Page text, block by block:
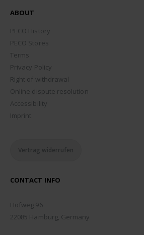
ABOUT
PECO History
PECO Stores
Terms
Privacy Policy
Right of withdrawal
Online dispute resolution
Accessibility
Imprint
Vertrag widerrufen
CONTACT INFO
Hofweg 96
22085 Hamburg, Germany